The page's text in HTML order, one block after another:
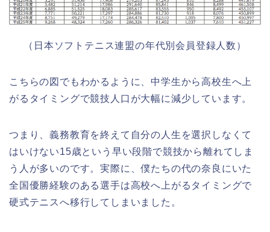
（日本ソフトテニス連盟の年代別会員登録人数）
こちらの図でもわかるように、中学生から高校生へ上
がるタイミングで競技人口が大幅に減少しています。
つまり、義務教育を終えて自分の人生を選択しなくて
はいけない15歳という早い段階で競技から離れてしま
う人が多いのです。実際に、僕たちの代の奈良にいた
全国優勝経験のある選手は高校へ上がるタイミングで
硬式テニスへ移行してしまいました。